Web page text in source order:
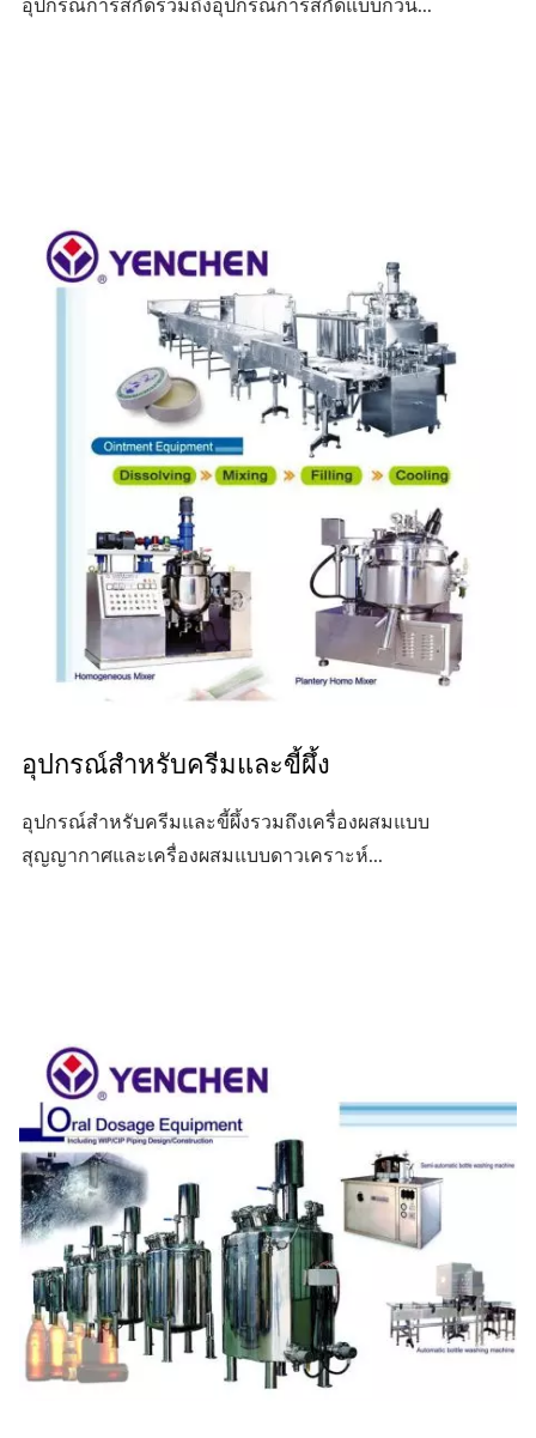
อุปกรณ์การสกัดรวมถึงอุปกรณ์การสกัดแบบกวน...
อุปกรณ์สำหรับครีมและขี้ผึ้ง
อุปกรณ์สำหรับครีมและขี้ผึ้งรวมถึงเครื่องผสมแบบ
สุญญากาศและเครื่องผสมแบบดาวเคราะห์...